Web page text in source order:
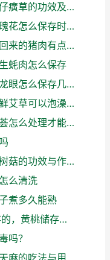
片仔癀草的功效与作用，新鲜片仔癀草的功效及副作用
新鲜玫瑰花怎么保存时间长，玫瑰花怎么保存时间长一点
新鲜猪肉有点臭味还能吃吗，买回来的猪肉有点臭味还能吃吗
蚝肉怎么保存
新鲜龙眼怎么保存时间长，新鲜龙眼怎么保存几天不会坏
艾草可以泡澡吗作用有哪些，新鲜艾草可以泡澡吗
新鲜芦荟怎么处理才能涂脸，芦荟怎么处理才能涂脸视频
干茶树菇的功效与作用，新鲜茶树菇的功效与作用
么清洗
煮多久能熟
黄桃储存方法,新鲜黄桃怎么保存的，黄桃储存方法,新鲜黄桃怎么保存时间长
吗？